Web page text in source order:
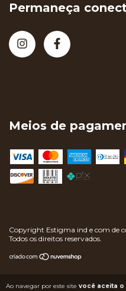
Ao navegar por este site você aceita
Permaneça
Meios de
Copyright Estigma ind e com de
Todos os direitos reservados.